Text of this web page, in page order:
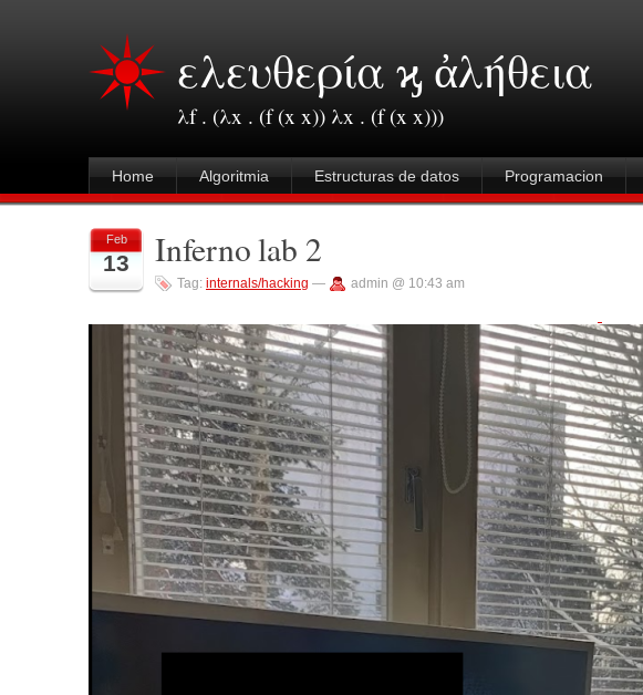
ελευθερία ϗ ἀλήθεια
λf . (λx . (f (x x)) λx . (f (x x)))
Home Algoritmia Estructuras de datos Programacion
Feb
13 Inferno lab 2
Tag: internals/hacking — admin @ 10:43 am